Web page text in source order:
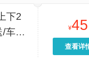
下2
车进
¥45
查看详